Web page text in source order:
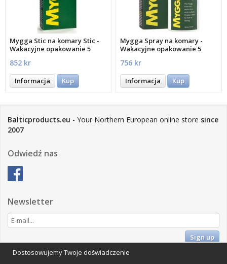
Mygga Stic na komary Stic -
Wakacyjne opakowanie 5
852 kr
Informacja Kup
Mygga Spray na komary -
Wakacyjne opakowanie 5
756 kr
Informacja Kup
Balticproducts.eu - Your Northern European online store since
2007
Odwiedź nas
Newsletter
Sign up
Impressum
Dostosowujemy Twoje doświadczenie